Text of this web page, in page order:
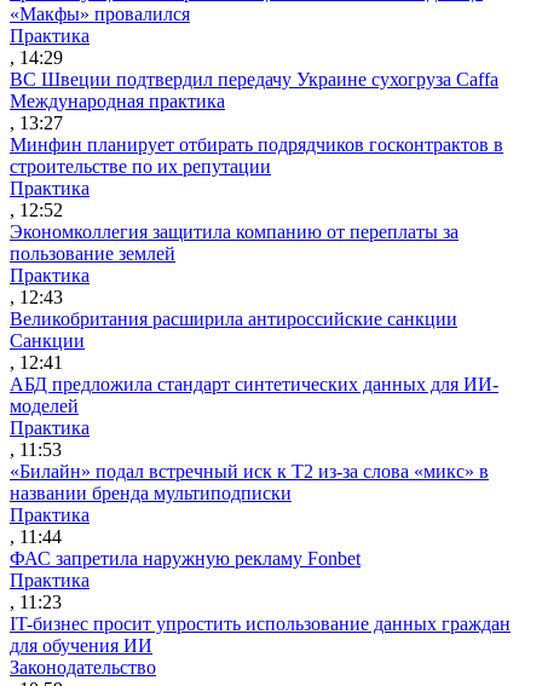
«Макфы» провалился
Практика
, 14:29
ВС Швеции подтвердил передачу Украине сухогруза Caffa
Международная практика
, 13:27
Минфин планирует отбирать подрядчиков госконтрактов в
строительстве по их репутации
Практика
, 12:52
Экономколлегия защитила компанию от переплаты за
пользование землей
Практика
, 12:43
Великобритания расширила антироссийские санкции
Санкции
, 12:41
АБД предложила стандарт синтетических данных для ИИ-
моделей
Практика
, 11:53
«Билайн» подал встречный иск к Т2 из-за слова «микс» в
названии бренда мультиподписки
Практика
, 11:44
ФАС запретила наружную рекламу Fonbet
Практика
, 11:23
IT-бизнес просит упростить использование данных граждан
для обучения ИИ
Законодательство